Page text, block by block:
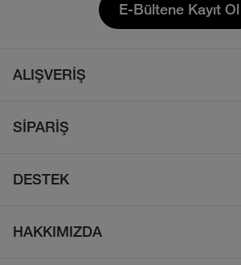
E-Bültene Kayıt Ol
ALIŞVERİŞ
Çocuk
Ayakkabı
SİPARİŞ
İade Politikası
DESTEK
HAKKIMIZDA